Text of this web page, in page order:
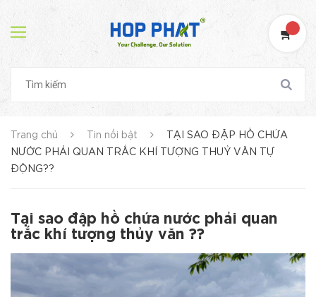
Trang chủ Tin nổi bật
TẠI SAO ĐẶP HỒ CHỨA
NƯỚC PHẢI QUAN TRẮC KHÍ TƯỢNG THUỶ VĂN TỰ
ĐỘNG??
Tại sao đập hồ chứa nước phải quan
trắc khí tượng thủy văn ??